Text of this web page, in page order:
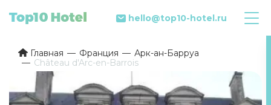
hello@top10-hotel.ru
Главная Франция
Арк-ан-Барруа
Château d'Arc-en-Barrois